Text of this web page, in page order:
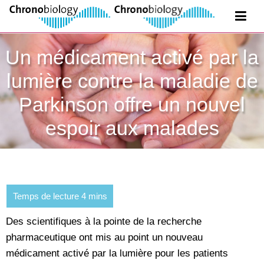
Un médicament activé par la
lumière contre la maladie de
Parkinson offre un nouvel
espoir aux malades
Des scientifiques à la pointe de la recherche
pharmaceutique ont mis au point un nouveau
médicament activé par la lumière pour les patients